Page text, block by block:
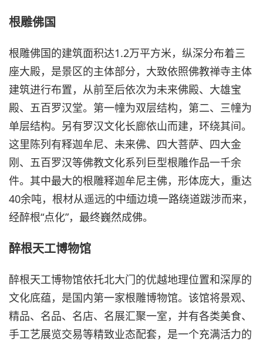
根雕佛国
根雕佛国的建筑面积达1.2万平方米，纵深分布着三
座大殿，是景区的主体部分，大致依照佛教禅寺主体
建筑进行布置，从前至后依次为未来佛殿、大雄宝
殿、五百罗汉堂。第一幢为双层结构，第二、三幢为
单层结构。另有罗汉文化长廊依山而建，环绕其间。
这里陈列有释迦牟尼、未来佛、四大菩萨、四大金
刚、五百罗汉等佛教文化系列巨型根雕作品一千余
件。其中最大的根雕释迦牟尼主佛，形体庞大，重达
40余吨，根材从遥远的中缅边境一路绕道跋涉而来，
经醉根“点化”，最终巍然成佛。
醉根天工博物馆
醉根天工博物馆依托北大门的优越地理位置和深厚的
文化底蕴，是国内第一家根雕博物馆。该馆将景观、
精品、名品、名店、名展汇聚一室，并有各类美食、
手工艺展览交易等精致业态配套，是一个充满活力的